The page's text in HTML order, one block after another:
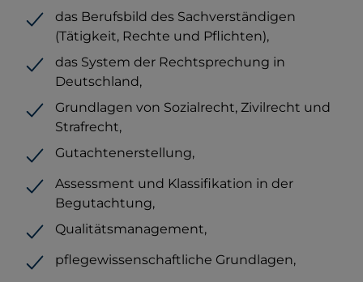
das Berufsbild des Sachverständigen
(Tätigkeit, Rechte und Pflichten),
das System der Rechtsprechung in
Deutschland,
Grundlagen von Sozialrecht, Zivilrecht und
Strafrecht,
Gutachtenerstellung,
Assessment und Klassifikation in der
Begutachtung,
Qualitätsmanagement,
pflegewissenschaftliche Grundlagen,